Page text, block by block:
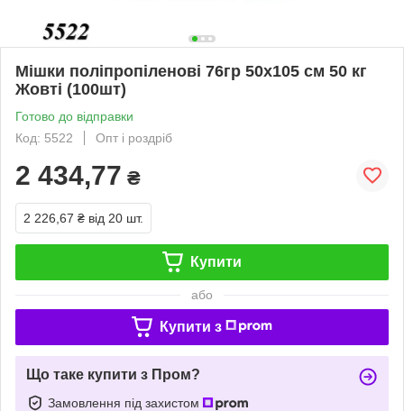
Мішки поліпропіленові 76гр 50х105 см 50 кг
Жовті (100шт)
Готово до відправки
Код: 5522
Опт і роздріб
2 434,77 ₴
2 226,67 ₴ від 20 шт.
Купити
або
Купити з
Що таке купити з Пром?
Замовлення під захистом